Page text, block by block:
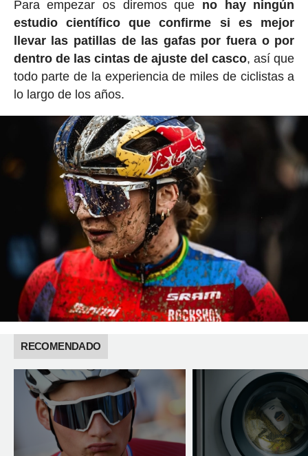
Para empezar os diremos que no hay ningún
estudio científico que confirme si es mejor
llevar las patillas de las gafas por fuera o por
dentro de las cintas de ajuste del casco, así que
todo parte de la experiencia de miles de ciclistas a
lo largo de los años.
RECOMENDADO